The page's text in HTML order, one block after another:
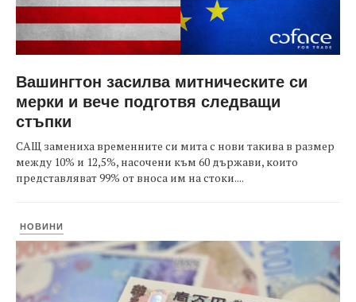
Вашингтон засилва митническите си
мерки и вече подготвя следващи
стъпки
САЩ замениха временните си мита с нови такива в размер
между 10% и 12,5%, насочени към 60 държави, които
представляват 99% от вноса им на стоки....
НОВИНИ